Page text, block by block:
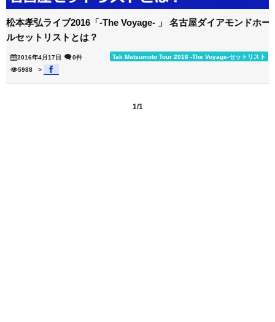
松本孝弘ライブ2016「-The Voyage- 」 名古屋ダイアモンドホー
ルセットリストとは？
2016年4月17日 Tak Matsumoto Tour 2016 -The Voyage-セットリスト
0件
5988
>
1/1